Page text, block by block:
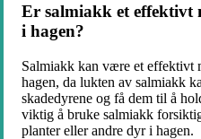
Er salmiakk et effektivt
i hagen?
Salmiakk kan være et effektivt
hagen, da lukten av salmiakk
skadedyrene og få dem til å
viktig å bruke salmiakk
planter eller andre dyr i hagen.